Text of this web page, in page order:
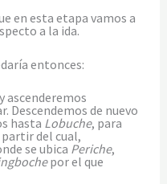
en esta etapa vamos a
a la ida.
entonces:
ascenderemos
Descendemos de nuevo
hasta Lobuche, para
del cual,
se ubica Periche,
por el que